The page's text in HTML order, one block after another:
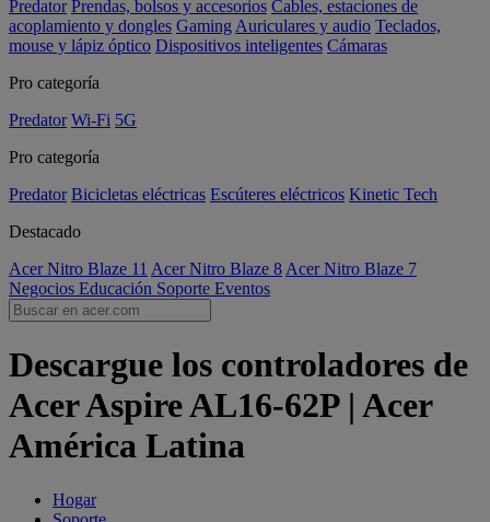
Predator Prendas, bolsos y accesorios Cables, estaciones de
acoplamiento y dongles Gaming Auriculares y audio Teclados,
mouse y lápiz óptico Dispositivos inteligentes Cámaras
Pro categoría
Predator Wi-Fi 5G
Pro categoría
Predator Bicicletas eléctricas Escúteres eléctricos Kinetic Tech
Destacado
Acer Nitro Blaze 11 Acer Nitro Blaze 8 Acer Nitro Blaze 7
Negocios Educación Soporte Eventos
Descargue los controladores de
Acer Aspire AL16-62P | Acer
América Latina
Hogar